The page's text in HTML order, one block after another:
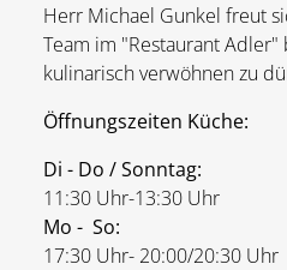
Herr Michael Gunkel freut
Team im "Restaurant
kulinarisch verwöhnen zu
Öffnungszeiten Küche:
Di - Do / Sonntag:
11:30 Uhr-13:30 Uhr
Mo - So:
17:30 Uhr- 20:00/20:30 Uhr